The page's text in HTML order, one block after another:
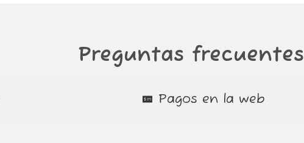
Preguntas frecuentes
Pagos en la web